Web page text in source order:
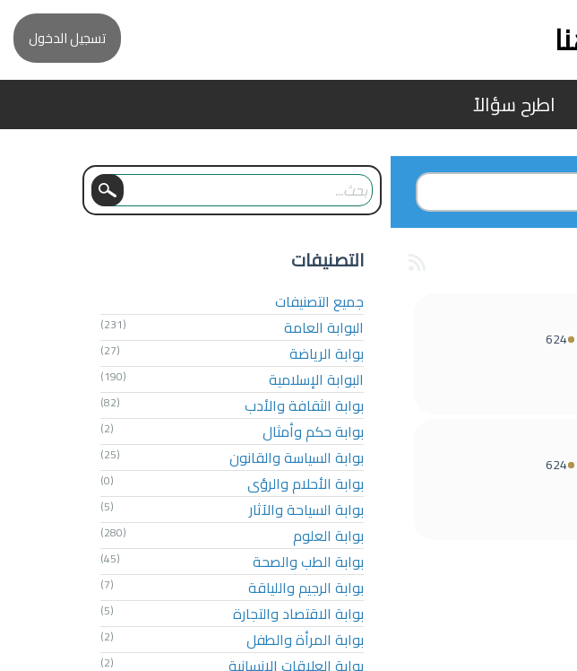
تسجيل الدخول
اطرح سؤالاً
624
624
التصنيفات
جميع التصنيفات
البوابة العامة
(231)
بوابة الرياضة (27)
البوابة الإسلامية (190)
بوابة الثقافة والأدب (82)
بوابة حكم وأمثال (2)
بوابة السياسة والقانون (25)
بوابة الأحلام والرؤى (0)
بوابة السياحة والآثار (5)
بوابة العلوم (280)
بوابة الطب والصحة (45)
بوابة الرجيم واللياقة (7)
بوابة الاقتصاد والتجارة (5)
بوابة المرأة والطفل (2)
بوابة العلاقات الإنسانية (2)